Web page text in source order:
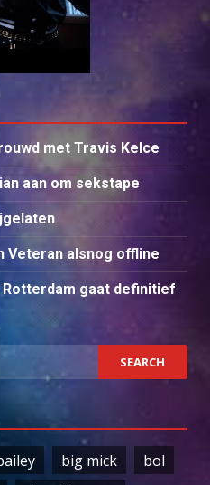
met Travis Kelce
aan om sekstape
Veteran alsnog offline
gaat definitief
big mick
bol